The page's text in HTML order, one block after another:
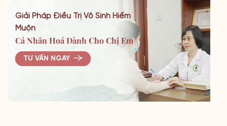
Giải Pháp Điều Trị Vô Sinh Hiếm
Muộn
Cá Nhân Hoá Dành Cho Chị Em
TƯ VẤN NGAY